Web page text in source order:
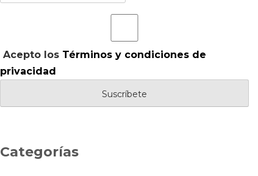
Acepto los Términos y condiciones de
privacidad
Categorías